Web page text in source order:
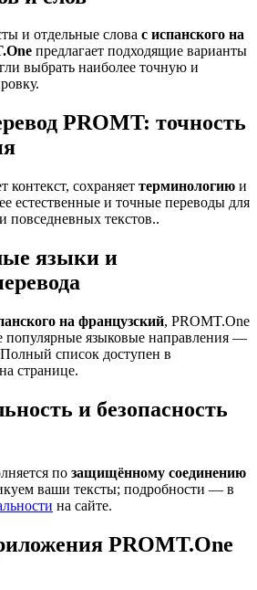
и отдельные слова с испанского на
предлагает подходящие варианты
выбрать наиболее точную и
PROMT: точность
контекст, сохраняет терминологию и
естественные и точные переводы для
повседневных текстов..
языки и
на французский, PROMT.One
популярные языковые направления —
список доступен в
странице.
и безопасность
по защищённому соединению
ваши тексты; подробности — в
на сайте.
PROMT.One